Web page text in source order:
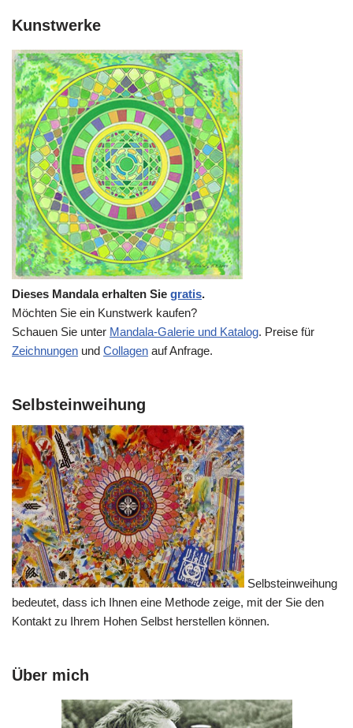
Kunstwerke
Dieses Mandala erhalten Sie gratis.
Möchten Sie ein Kunstwerk kaufen?
Schauen Sie unter Mandala-Galerie und Katalog. Preise für
Zeichnungen und Collagen auf Anfrage.
Selbsteinweihung
Selbsteinweihung
bedeutet, dass ich Ihnen eine Methode zeige, mit der Sie den
Kontakt zu Ihrem Hohen Selbst herstellen können.
Über mich